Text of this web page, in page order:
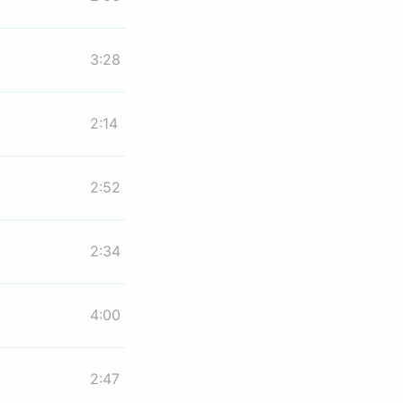
3:28
2:14
2:52
2:34
4:00
2:47